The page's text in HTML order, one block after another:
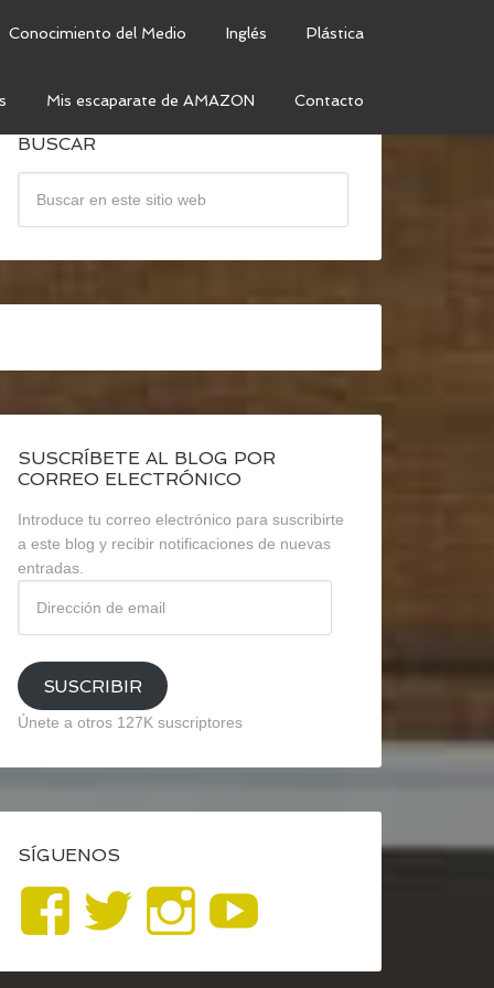
Conocimiento del Medio Inglés Plástica
Mis escaparate de AMAZON Contacto
BUSCAR
SUSCRÍBETE AL BLOG POR
CORREO ELECTRÓNICO
Introduce tu correo electrónico para suscribirte
a este blog y recibir notificaciones de nuevas
entradas.
email
SUSCRIBIR
Únete a otros 127K suscriptores
SÍGUENOS
Ver
perfil
Ver
perfil
Ver
perfil